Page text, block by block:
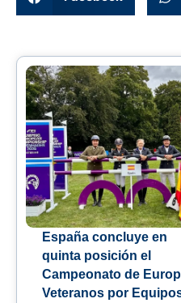
España concluye en
quinta posición el
Campeonato de
Veteranos por